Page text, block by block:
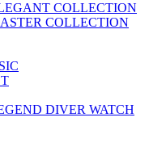
COLLECTION
COLLECTION
DIVER WATCH